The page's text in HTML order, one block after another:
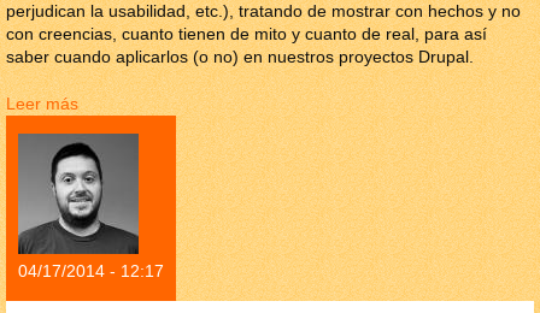
perjudican la usabilidad, etc.), tratando de mostrar con hechos y no
con creencias, cuanto tienen de mito y cuanto de real, para así
saber cuando aplicarlos (o no) en nuestros proyectos Drupal.
Leer mássobre La gallina es un ser despiadado y otros mitos del
04/17/2014 - 12:17